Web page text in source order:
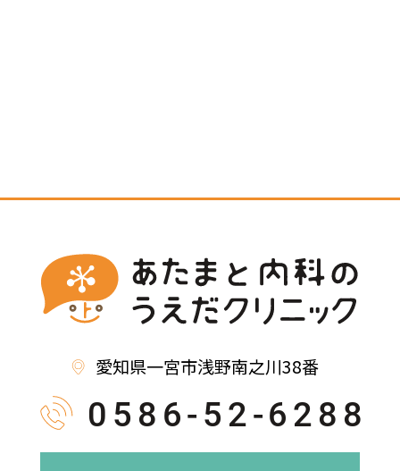
愛知県一宮市浅野南之川38番
0586-52-6288